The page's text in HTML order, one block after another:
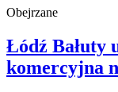
Obejrzane
Łódź Bałuty
komercyjna